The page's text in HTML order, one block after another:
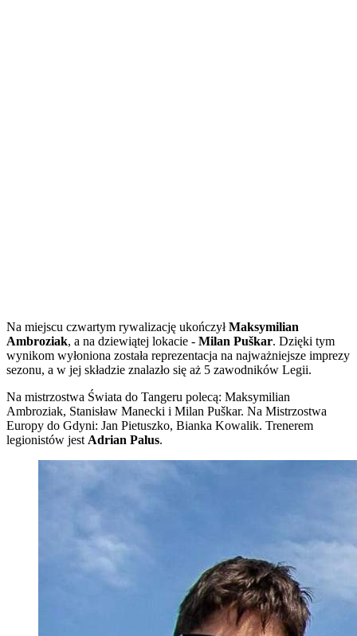
Na miejscu czwartym rywalizację ukończyłMaksymilian
Ambroziak, a na dziewiątej lokacie - Milan Puškar. Dzięki tym
wynikom wyłoniona została reprezentacja na najważniejsze imprezy
sezonu, a w jej składzie znalazło się aż 5 zawodników Legii.
Na mistrzostwa Świata do Tangeru polecą: Maksymilian
Ambroziak, Stanisław Manecki i Milan Puškar. Na Mistrzostwa
Europy do Gdyni: Jan Pietuszko, Bianka Kowalik. Trenerem
legionistów jest Adrian Palus.